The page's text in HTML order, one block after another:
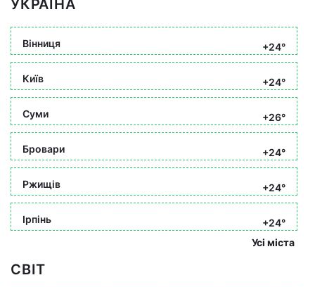
УКРАЇНА
Вінниця +24°
Київ +24°
Суми +26°
Бровари +24°
Ржищів +24°
Ірпінь
+24°
Усі міста
СВІТ